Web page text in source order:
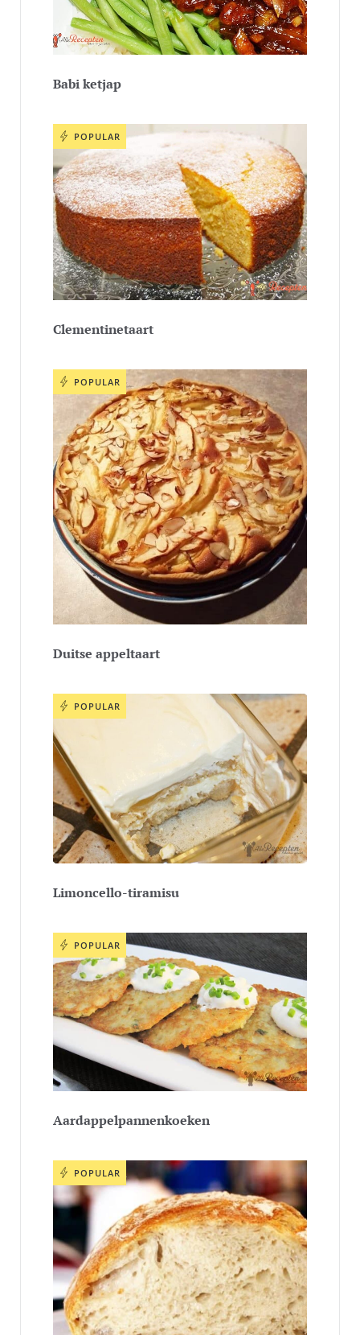
Babi ketjap
POPULAR
Clementinetaart
POPULAR
Duitse appeltaart
POPULAR
Limoncello-tiramisu
POPULAR
Aardappelpannenkoeken
POPULAR